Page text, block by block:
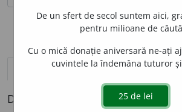
definiții (1) pronunțievolume_up (50)
Definiția cu ID-ul 453480:
De un sfert de secol suntem aici,
pentru milioane de
Cu o mică donație aniversară ne-ați
cuvintele la îndemâna tuturor